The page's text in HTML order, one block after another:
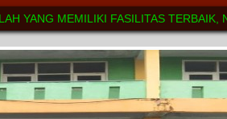
MEMILIKI FASILITAS TERBAIK,